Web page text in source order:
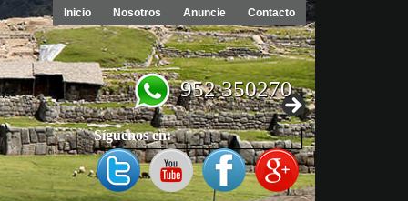
Inicio Nosotros Anuncie Contacto
952 350270
Síguenos en: